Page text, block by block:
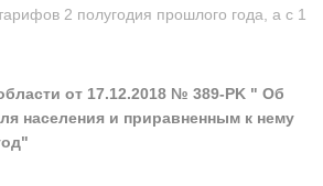
2 полугодия прошлого года, а с 1
от 17.12.2018 № 389-PK " Об
населения и приравненным к нему